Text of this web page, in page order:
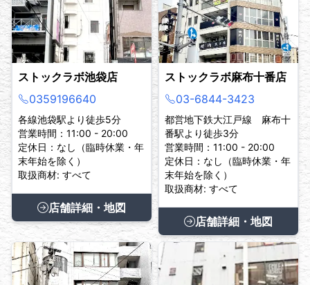
ストックラボ池袋店
0359196640
各線池袋駅より徒歩5分
営業時間：11:00 - 20:00
定休日：なし（臨時休業・年
末年始を除く）
取扱商材: すべて
店舗詳細・地図
ストックラボ麻布十番店
03-6844-3423
都営地下鉄大江戸線 麻布十
番駅より徒歩3分
営業時間：11:00 - 20:00
定休日：なし（臨時休業・年
末年始を除く）
取扱商材: すべて
店舗詳細・地図